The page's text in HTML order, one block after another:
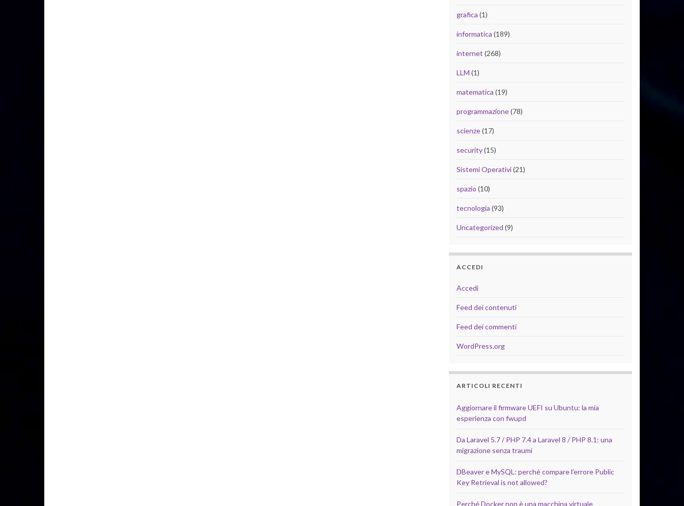
grafica (1)
informatica (189)
internet (268)
LLM (1)
matematica (19)
programmazione(78)
scienze(17)
security(15)
Sistemi Operativi(21)
spazio (10)
tecnologia (93)
Uncategorized (9)
ACCEDI
Accedi
Feed dei contenuti
Feed dei commenti
WordPress.org
ARTICOLI RECENTI
Aggiornare il firmware UEFI su Ubuntu: la mia
esperienza con fwupd
Da Laravel 5.7 / PHP 7.4 a Laravel 8 / PHP 8.1: una
migrazione senza traumi
DBeaver e MySQL: perché compare l’errore Public
Key Retrieval is not allowed?
Perché Docker non è una macchina virtuale